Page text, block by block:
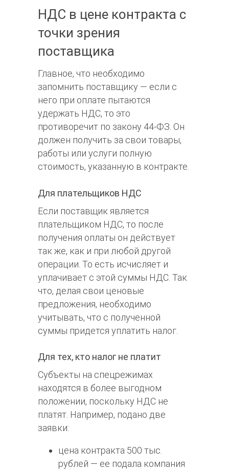
НДС в цене контракта с
точки зрения
поставщика
Главное, что необходимо
запомнить поставщику — если с
него при оплате пытаются
удержать НДС, то это
противоречит по закону 44-ФЗ. Он
должен получить за свои товары,
работы или услуги полную
стоимость, указанную в контракте.
Для плательщиков НДС
Если поставщик является
плательщиком НДС, то после
получения оплаты он действует
так же, как и при любой другой
операции. То есть исчисляет и
уплачивает с этой суммы НДС. Так
что, делая свои ценовые
предложения, необходимо
учитывать, что с полученной
суммы придется уплатить налог.
Для тех, кто налог не платит
Субъекты на спецрежимах
находятся в более выгодном
положении, поскольку НДС не
платят. Например, подано две
заявки:
цена контракта 500 тыс.
рублей — ее подала компания